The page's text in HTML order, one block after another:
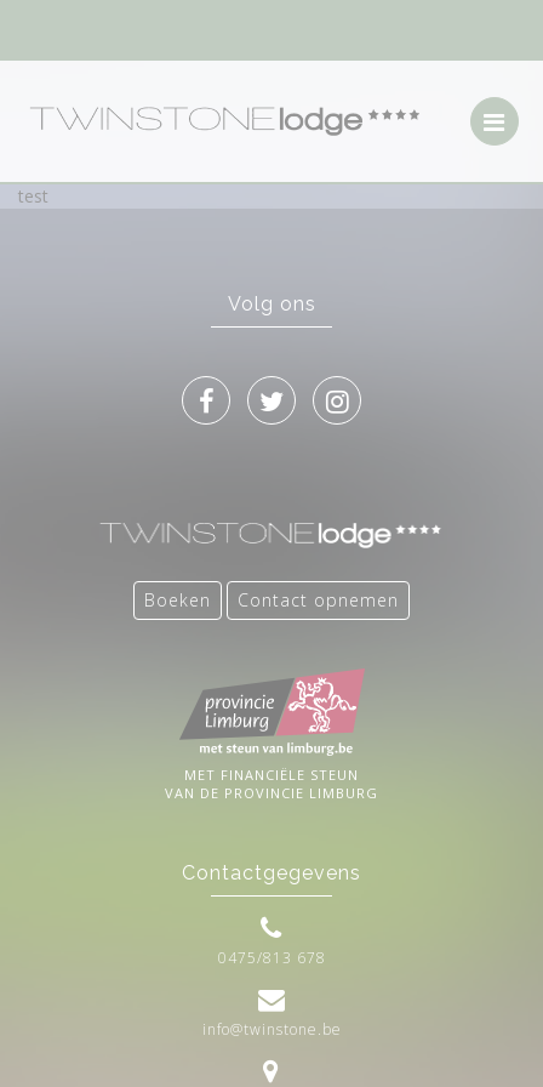
test
Volg ons
Boeken Contact opnemen
MET FINANCIËLE STEUN
VAN DE PROVINCIE LIMBURG
Contactgegevens
0475/813 678
info@twinstone.be